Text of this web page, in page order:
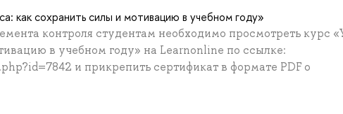
как сохранить силы и мотивацию в учебном году»
контроля студентам необходимо просмотреть курс
в учебном году» на Learnonline по ссылке:
и прикрепить сертификат в формате PDF о